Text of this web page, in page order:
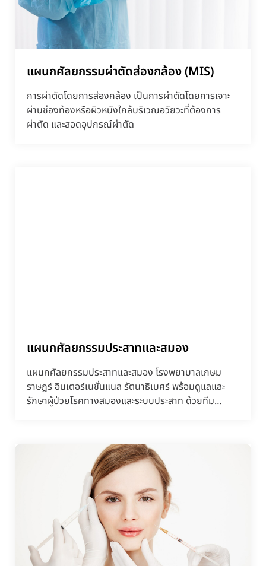
แผนกศัลยกรรมผ่าตัดส่องกล้อง (MIS)
การผ่าตัดโดยการส่องกล้อง เป็นการผ่าตัดโดยการเจาะ
ผ่านช่องท้องหรือผิวหนังใกล้บริเวณอวัยวะที่ต้องการ
ผ่าตัด และสอดอุปกรณ์ผ่าตัด
แผนกศัลยกรรมประสาทและสมอง
แผนกศัลยกรรมประสาทและสมอง โรงพยาบาลเกษม
ราษฎร์ อินเตอร์เนชั่นแนล รัตนาธิเบศร์ พร้อมดูแลและ
รักษาผู้ป่วยโรคทางสมองและระบบประสาท ด้วยทีม